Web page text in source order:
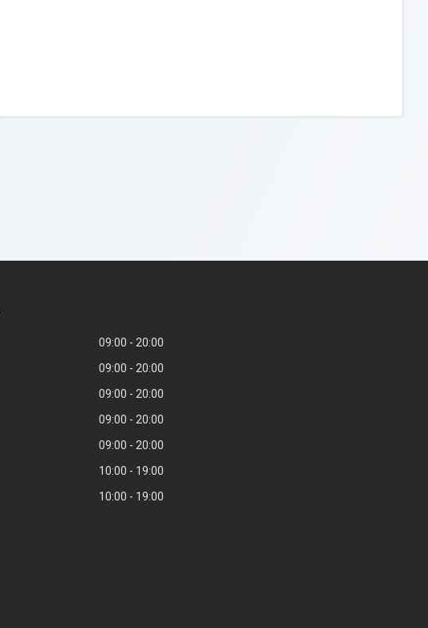
09:00
20:00
09:00
20:00
09:00
20:00
09:00
20:00
09:00
20:00
10:00
19:00
10:00 19:00